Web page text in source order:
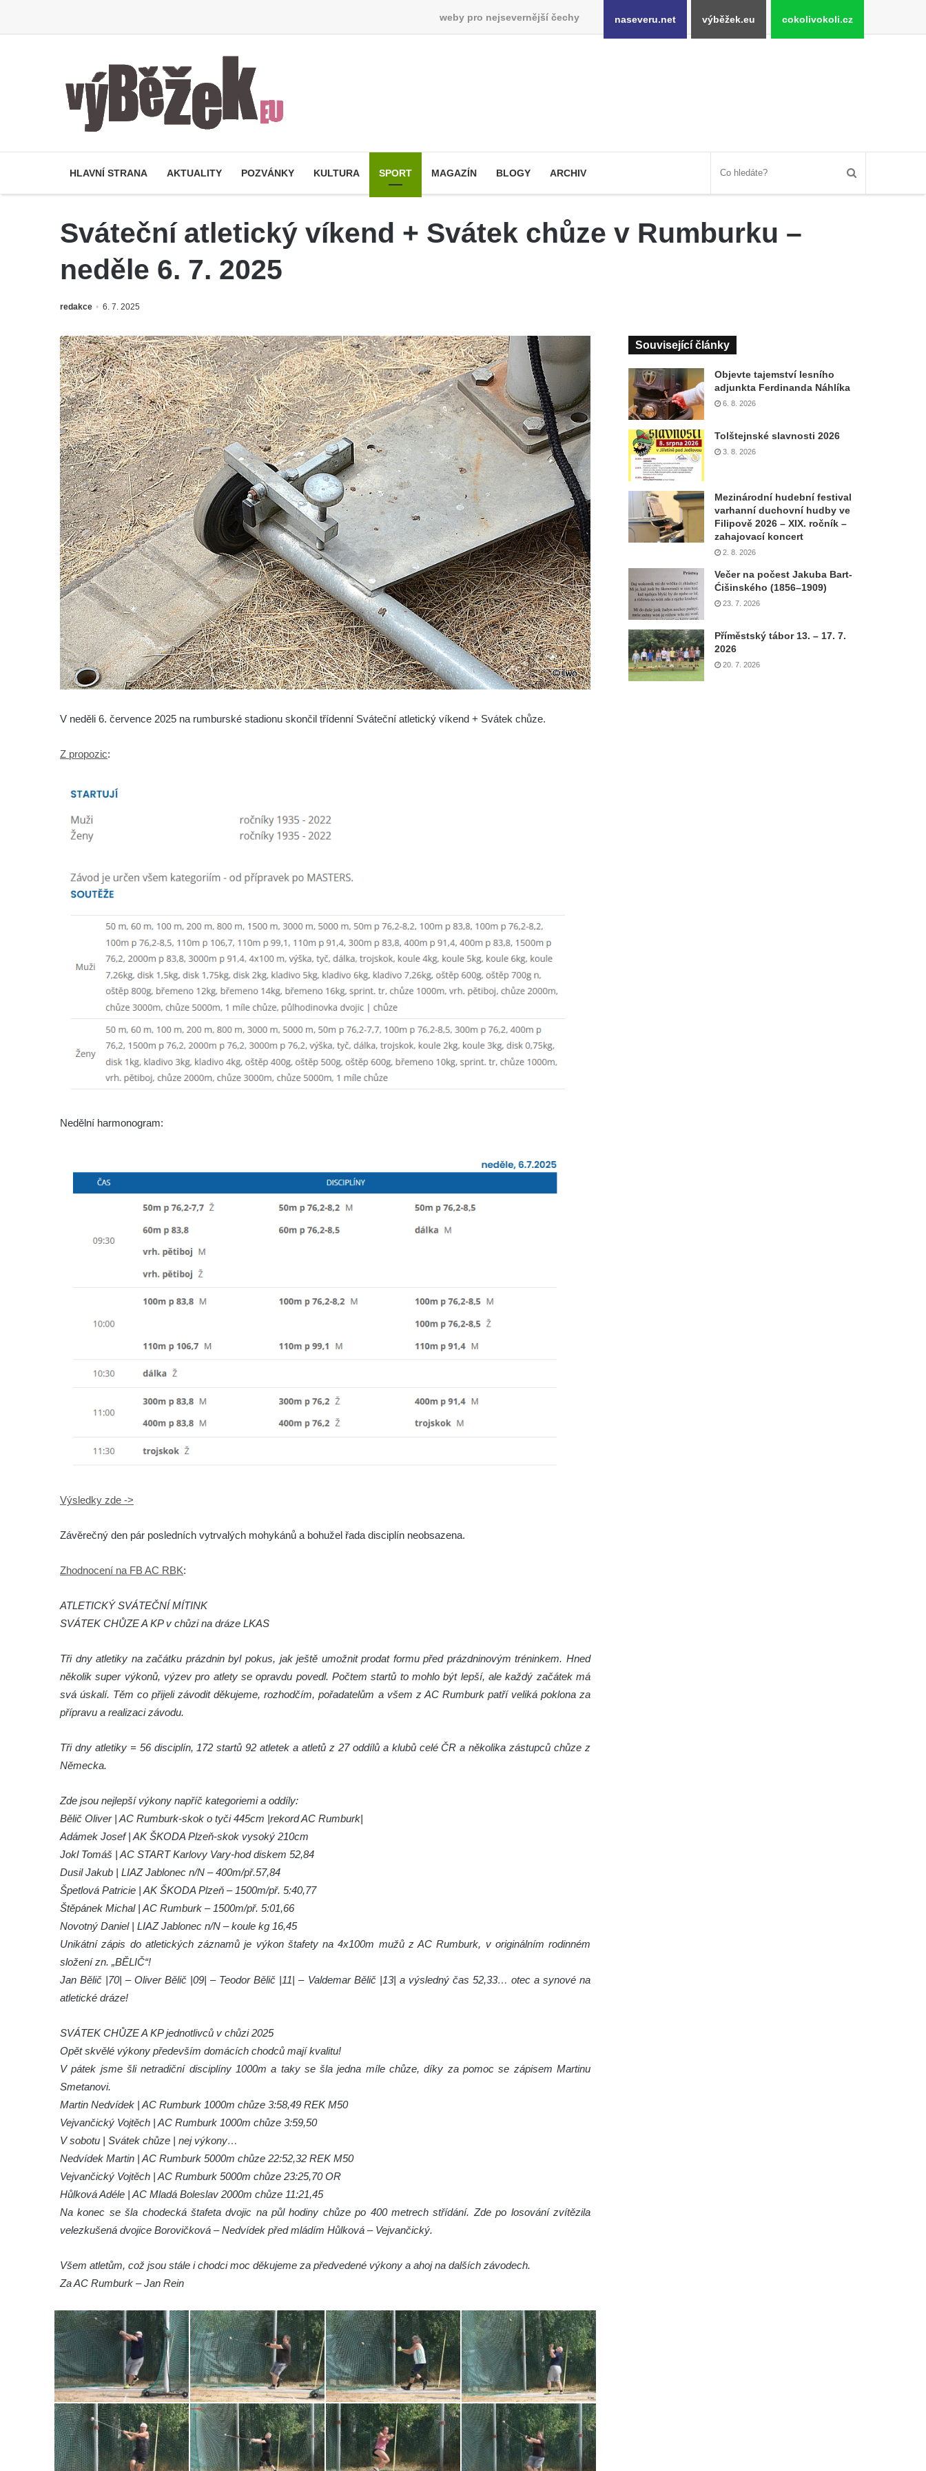
weby pro nejsevernější čechy naseveru.net výběžek.eu cokolivokoli.cz
HLAVNÍ STRANA AKTUALITY POZVÁNKY KULTURA SPORT MAGAZÍN BLOGY ARCHIV
Sváteční atletický víkend + Svátek chůze v Rumburku –
neděle 6. 7. 2025
redakce 6. 7. 2025
V neděli 6. července 2025 na rumburské stadionu skončil třídenní Sváteční atletický víkend + Svátek chůze.
Z propozic:
Nedělní harmonogram:
Výsledky zde ->
Závěrečný den pár posledních vytrvalých mohykánů a bohužel řada disciplín neobsazena.
Zhodnocení na FB AC RBK:
ATLETICKÝ SVÁTEČNÍ MÍTINK
SVÁTEK CHŮZE A KP v chůzi na dráze LKAS
Tři dny atletiky na začátku prázdnin byl pokus, jak ještě umožnit prodat formu před prázdninovým tréninkem. Hned
několik super výkonů, výzev pro atlety se opravdu povedl. Počtem startů to mohlo být lepší, ale každý začátek má
svá úskalí. Těm co přijeli závodit děkujeme, rozhodčím, pořadatelům a všem z AC Rumburk patří veliká poklona za
přípravu a realizaci závodu.
Tři dny atletiky = 56 disciplín, 172 startů 92 atletek a atletů z 27 oddílů a klubů celé ČR a několika zástupců chůze z
Německa.
Zde jsou nejlepší výkony napříč kategoriemi a oddíly:
Bělič Oliver | AC Rumburk-skok o tyči 445cm |rekord AC Rumburk|
Adámek Josef | AK ŠKODA Plzeň-skok vysoký 210cm
Jokl Tomáš | AC START Karlovy Vary-hod diskem 52,84
Dusil Jakub | LIAZ Jablonec n/N – 400m/př.57,84
Špetlová Patricie | AK ŠKODA Plzeň – 1500m/př. 5:40,77
Štěpánek Michal | AC Rumburk – 1500m/př. 5:01,66
Novotný Daniel | LIAZ Jablonec n/N – koule kg 16,45
Unikátní zápis do atletických záznamů je výkon štafety na 4x100m mužů z AC Rumburk, v originálním rodinném
složení zn. „BĚLIČ“!
Jan Bělič |70| – Oliver Bělič |09| – Teodor Bělič |11| – Valdemar Bělič |13| a výsledný čas 52,33… otec a synové na
atletické dráze!
SVÁTEK CHŮZE A KP jednotlivců v chůzi 2025
Opět skvělé výkony především domácích chodců mají kvalitu!
V pátek jsme šli netradiční disciplíny 1000m a taky se šla jedna míle chůze, díky za pomoc se zápisem Martinu
Smetanovi.
Martin Nedvídek | AC Rumburk 1000m chůze 3:58,49 REK M50
Vejvančický Vojtěch | AC Rumburk 1000m chůze 3:59,50
V sobotu | Svátek chůze | nej výkony…
Nedvídek Martin | AC Rumburk 5000m chůze 22:52,32 REK M50
Vejvančický Vojtěch | AC Rumburk 5000m chůze 23:25,70 OR
Hůlková Adéle | AC Mladá Boleslav 2000m chůze 11:21,45
Na konec se šla chodecká štafeta dvojic na půl hodiny chůze po 400 metrech střídání. Zde po losování zvítězila
velezkušená dvojice Borovičková – Nedvídek před mládím Hůlková – Vejvančický.
Všem atletům, což jsou stále i chodci moc děkujeme za předvedené výkony a ahoj na dalších závodech.
Za AC Rumburk – Jan Rein
Související články
Objevte tajemství lesního
adjunkta Ferdinanda Náhlíka
6. 8. 2026
Tolštejnské slavnosti 2026
3. 8. 2026
Mezinárodní hudební festival
varhanní duchovní hudby ve
Filipově 2026 – XIX. ročník –
zahajovací koncert
2. 8. 2026
Večer na počest Jakuba Bart-
Ćišinského (1856–1909)
23. 7. 2026
Příměstský tábor 13. – 17. 7.
2026
20. 7. 2026